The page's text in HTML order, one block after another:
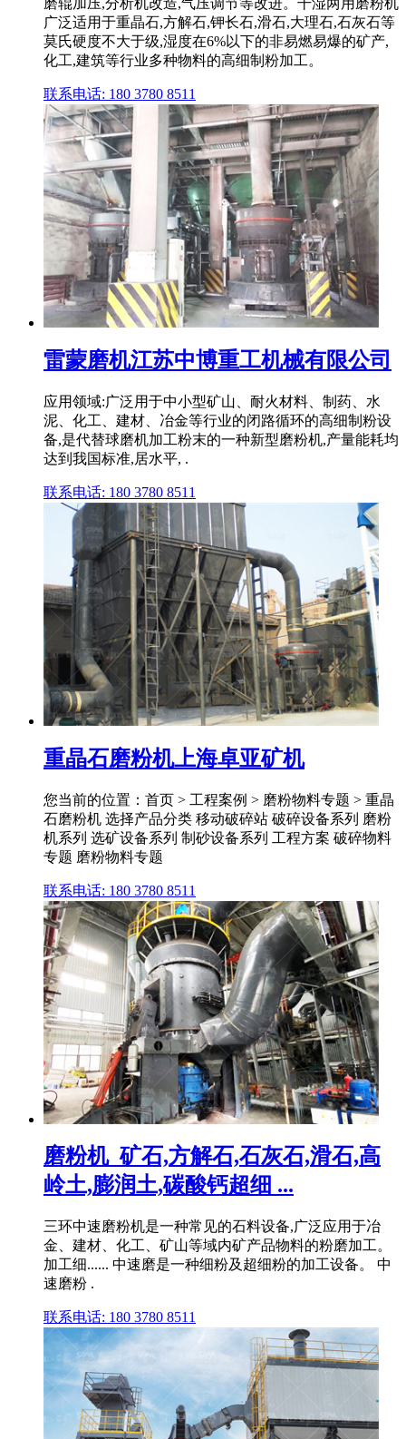
广泛适用于重晶石,方解石,钾长石,滑石,大理石,石灰石等
莫氏硬度不大于级,湿度在6%以下的非易燃易爆的矿产,
化工,建筑等行业多种物料的高细制粉加工。
联系电话: 180 3780 8511
雷蒙磨机江苏中博重工机械有限公司
应用领域:广泛用于中小型矿山、耐火材料、制药、水
泥、化工、建材、冶金等行业的闭路循环的高细制粉设
备,是代替球磨机加工粉末的一种新型磨粉机,产量能耗均
达到我国标准,居水平, .
联系电话: 180 3780 8511
重晶石磨粉机上海卓亚矿机
您当前的位置：首页 > 工程案例 > 磨粉物料专题 > 重晶
石磨粉机 选择产品分类 移动破碎站 破碎设备系列 磨粉
机系列 选矿设备系列 制砂设备系列 工程方案 破碎物料
专题 磨粉物料专题
联系电话: 180 3780 8511
磨粉机_矿石,方解石,石灰石,滑石,高
岭土,膨润土,碳酸钙超细 ...
三环中速磨粉机是一种常见的石料设备,广泛应用于冶
金、建材、化工、矿山等域内矿产品物料的粉磨加工。
加工细...... 中速磨是一种细粉及超细粉的加工设备。 中
速磨粉 .
联系电话: 180 3780 8511